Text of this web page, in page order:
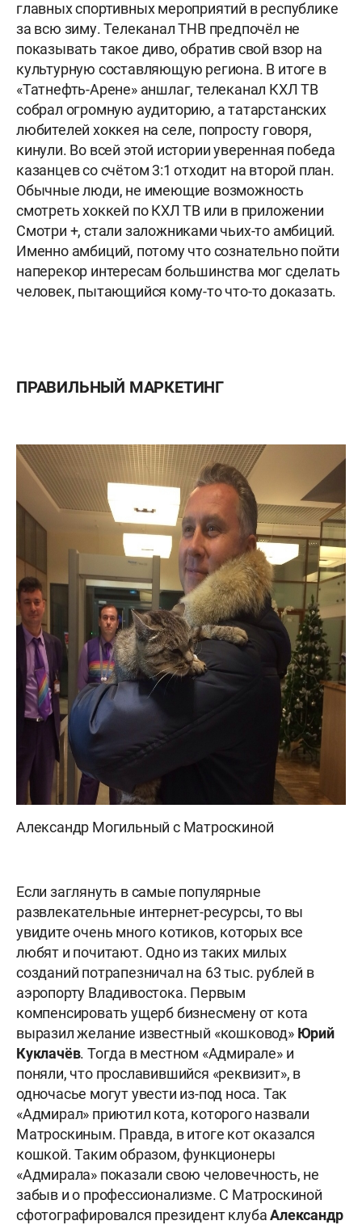
главных спортивных мероприятий в республике
за всю зиму. Телеканал ТНВ предпочёл не
показывать такое диво, обратив свой взор на
культурную составляющую региона. В итоге в
«Татнефть-Арене» аншлаг, телеканал КХЛ ТВ
собрал огромную аудиторию, а татарстанских
любителей хоккея на селе, попросту говоря,
кинули. Во всей этой истории уверенная победа
казанцев со счётом 3:1 отходит на второй план.
Обычные люди, не имеющие возможность
смотреть хоккей по КХЛ ТВ или в приложении
Смотри +, стали заложниками чьих-то амбиций.
Именно амбиций, потому что сознательно пойти
наперекор интересам большинства мог сделать
человек, пытающийся кому-то что-то доказать.
ПРАВИЛЬНЫЙ МАРКЕТИНГ
Александр Могильный с Матроскиной
Если заглянуть в самые популярные
развлекательные интернет-ресурсы, то вы
увидите очень много котиков, которых все
любят и почитают. Одно из таких милых
созданий потрапезничал на 63 тыс. рублей в
аэропорту Владивостока. Первым
компенсировать ущерб бизнесмену от кота
выразил желание известный «кошковод» Юрий
Куклачёв. Тогда в местном «Адмирале» и
поняли, что прославившийся «реквизит», в
одночасье могут увести из-под носа. Так
«Адмирал» приютил кота, которого назвали
Матроскиным. Правда, в итоге кот оказался
кошкой. Таким образом, функционеры
«Адмирала» показали свою человечность, не
забыв и о профессионализме. С Матроскиной
сфотографировался президент клубаАлександр